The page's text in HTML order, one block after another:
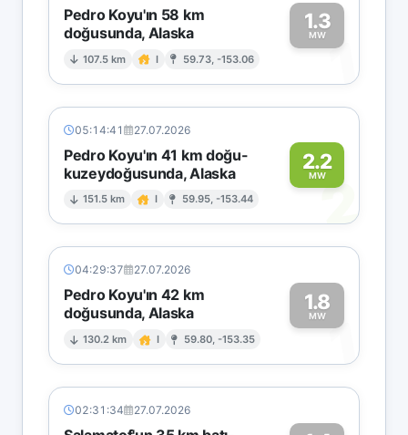
Pedro Koyu'ın 58 km
doğusunda, Alaska
107.5 km I 59.73, -153.06
1.3
MW1
05:14:41 27.07.2026
Pedro Koyu'ın 41 km doğu-
kuzeydoğusunda, Alaska
151.5 km I 59.95, -153.44
2.2
MW2
04:29:37 27.07.2026
Pedro Koyu'ın 42 km
doğusunda, Alaska
130.2 km I 59.80, -153.35
1.8
MW1
02:31:34 27.07.2026